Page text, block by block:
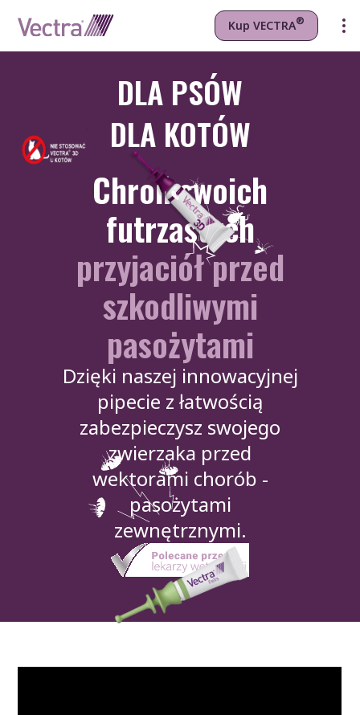
Kup VECTRA®
Odkryj VECTRA 3D
DLA PSÓW
Odkryj VECTRA ®Felis
DLA KOTÓW
Chroń swoich
futrzastych
przyjaciół przed
szkodliwymi
pasożytami
Dzięki naszej innowacyjnej
pipecie z łatwością
zabezpieczysz swojego
zwierzaka przed
wektorami chorób -
pasożytami
zewnętrznymi.